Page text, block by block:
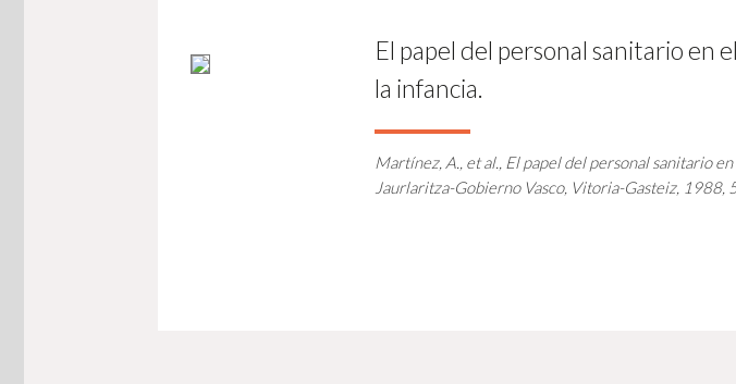
El papel del personal sanitario en
la infancia.
Martínez, A., et al., El papel del personal sanitario
Jaurlaritza-Gobierno Vasco, Vitoria-Gasteiz, 1988,